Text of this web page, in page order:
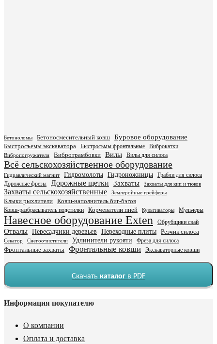
Бетоноломы Бетоносмесительный ковш Буровое оборудование
Быстросъемы экскаватора Быстросъмы фронтальные Виброкатки
Вибропогружатели Вибротрамбовки Вилы Вилы для силоса
Всё сельскохозяйственное оборудование
Гидравлический магнит Гидромолоты Гидроножницы
Грабли для силоса
Дорожные фрезы
Дорожные щетки Захваты Захваты для кип и тюков
Захваты сельскохозяйственные Землеройные грейферы
Клыки рыхлители
Ковш-наполнитель биг-бэгов
Ковш-разбрасыватель подстилки
Корчеватели пней Культиваторы Мульчеры
Навесное оборудование Exten Обрубщики свай
Отвалы Пересадчики деревьев Переходные плиты Резчик силоса
Секатор Снегоочистители Удлинители рукояти
Фреза для силоса
Фронтальные захваты
Фронтальные ковши Экскаваторные ковши
Скачать каталог в PDF
Информация покупателю
О компании
Оплата и доставка